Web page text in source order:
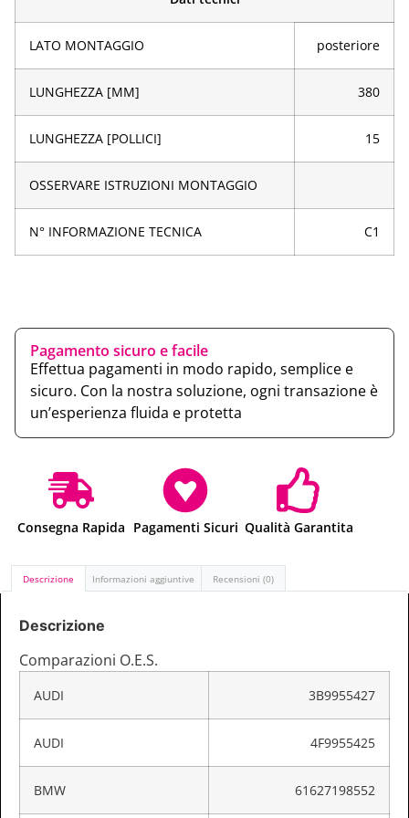
LATO MONTAGGIO posteriore
LUNGHEZZA [MM] 380
LUNGHEZZA [POLLICI] 15
OSSERVARE ISTRUZIONI MONTAGGIO
N° INFORMAZIONE TECNICA C1
Pagamento sicuro e facile
Effettua pagamenti in modo rapido, semplice e
sicuro. Con la nostra soluzione, ogni transazione è
un’esperienza fluida e protetta
Consegna Rapida Pagamenti Sicuri Qualità Garantita
Descrizione Informazioni aggiuntive Recensioni (0)
Descrizione
Comparazioni O.E.S.
AUDI 3B9955427
AUDI 4F9955425
BMW 61627198552